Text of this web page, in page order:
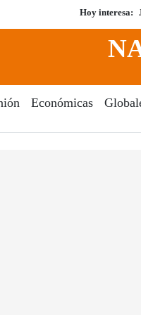
Hoy interesa:
Económicas